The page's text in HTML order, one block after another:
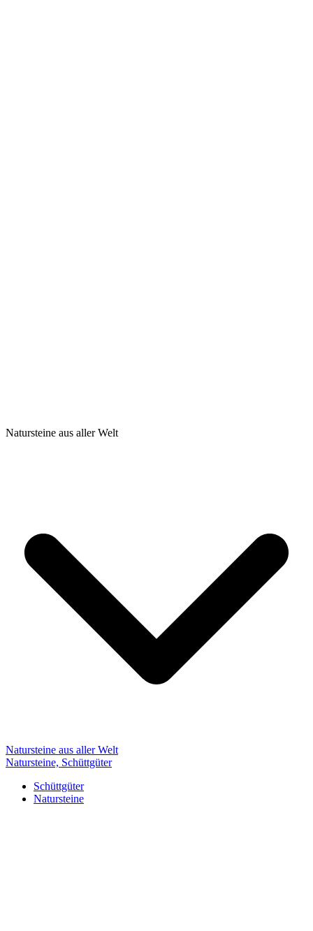
Natursteine aus aller Welt
Natursteine aus aller Welt
Natursteine, Schüttgüter
Schüttgüter
Natursteine